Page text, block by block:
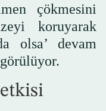
çökmesini
koruyarak
olsa’ devam